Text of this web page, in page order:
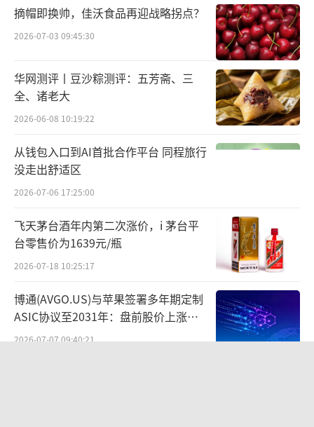
摘帽即换帅，佳沃食品再迎战略拐点？
2026-07-03 09:45:30
华网测评丨豆沙粽测评：五芳斋、三
全、诸老大
2026-06-08 10:19:22
从钱包入口到AI首批合作平台 同程旅行
没走出舒适区
2026-07-06 17:25:00
飞天茅台酒年内第二次涨价，i 茅台平
台零售价为1639元/瓶
2026-07-18 10:25:17
博通(AVGO.US)与苹果签署多年期定制
ASIC协议至2031年：盘前股价上涨，
20%年收入基本盘可见度提升
2026-07-07 09:40:21